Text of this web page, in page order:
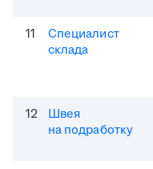
11
Специалист
склада
12
Швея
на подработку